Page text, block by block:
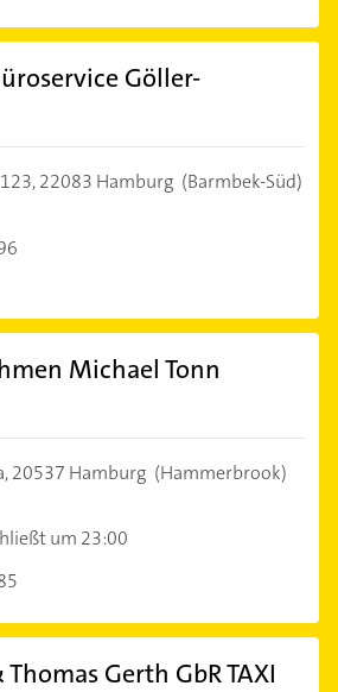
Göller-
22083 Hamburg (Barmbek-Süd)
Michael Tonn
20537 Hamburg (Hammerbrook)
um 23:00
Gerth GbR TAXI